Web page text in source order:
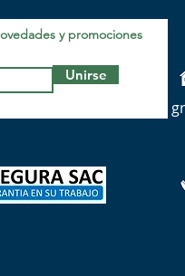
y promociones
Unirse